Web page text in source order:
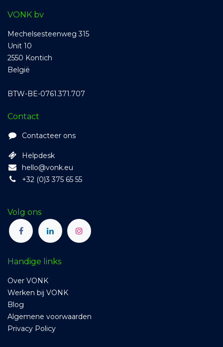
VONK bv
Mechelsesteenweg 315
Unit 10
2550 Kontich
België
BTW-BE-0761.371.707
Contact
Contacteer ons
Helpdesk
hello@vonk.eu
+32 (0)3 375 65 55
Volg ons
Handige links
Over VONK
Werken bij VONK
Blog
Algemene voorwaarden
Privacy Policy